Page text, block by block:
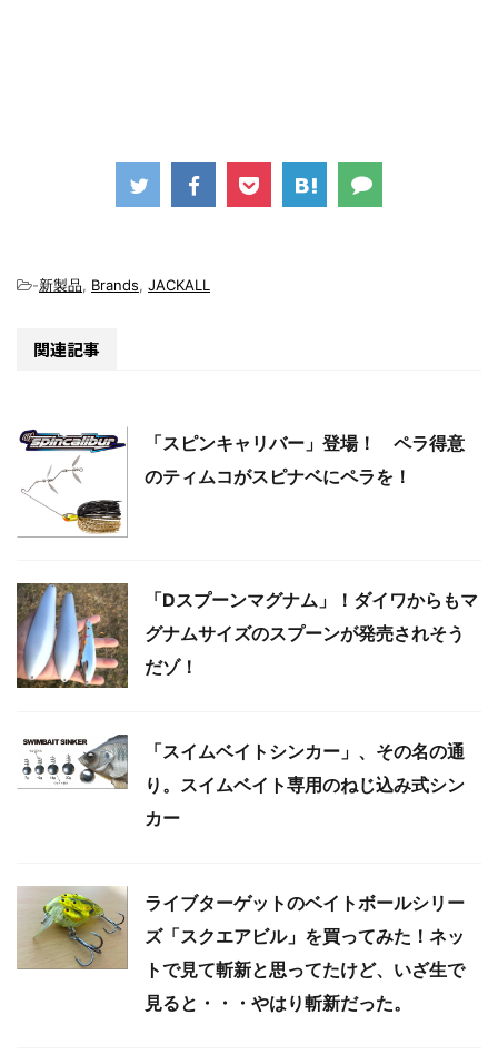
-新製品, Brands, JACKALL
関連記事
「スピンキャリバー」登場！ ペラ得意
のティムコがスピナベにペラを！
「Dスプーンマグナム」！ダイワからもマ
グナムサイズのスプーンが発売されそう
だゾ！
「スイムベイトシンカー」、その名の通
り。スイムベイト専用のねじ込み式シン
カー
ライブターゲットのベイトボールシリー
ズ「スクエアビル」を買ってみた！ネッ
トで見て斬新と思ってたけど、いざ生で
見ると・・・やはり斬新だった。